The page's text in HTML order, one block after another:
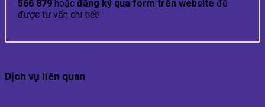
566 879 hoặc đăng ký qua form trên website để
được tư vấn chi tiết!
Dịch vụ liên quan